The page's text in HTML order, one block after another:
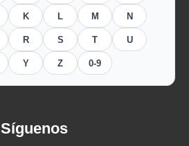
K L M N
R S T U
Y Z 0-9
Síguenos